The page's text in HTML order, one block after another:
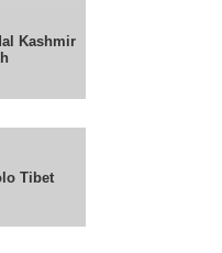
Kashmir
Tibet